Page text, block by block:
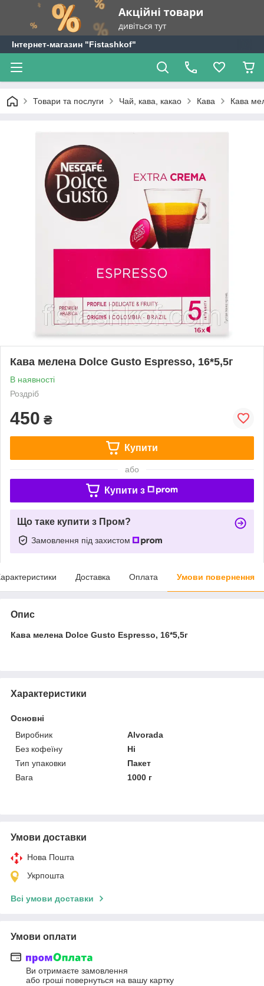
Інтернет-магазин "Fistashkof"
Товари та послуги Чай, кава, какао Кава Кава
Кава мелена Dolce Gusto Espresso, 16*5,5г
В наявності
Роздріб
450 ₴
Купити
або
Купити з
Що таке купити з Пром?
Замовлення під захистом
Доставка Оплата Умови повернення
Опис
Кава мелена Dolce Gusto Espresso, 16*5,5г
Характеристики
Основні
Виробник
Alvorada
Без кофеїну
Ні
Тип упаковки
Пакет
Вага
1000 г
Умови доставки
Нова Пошта
Укрпошта
Всі умови доставки
Умови оплати
Ви отримаєте замовлення
або гроші повернуться на вашу картку